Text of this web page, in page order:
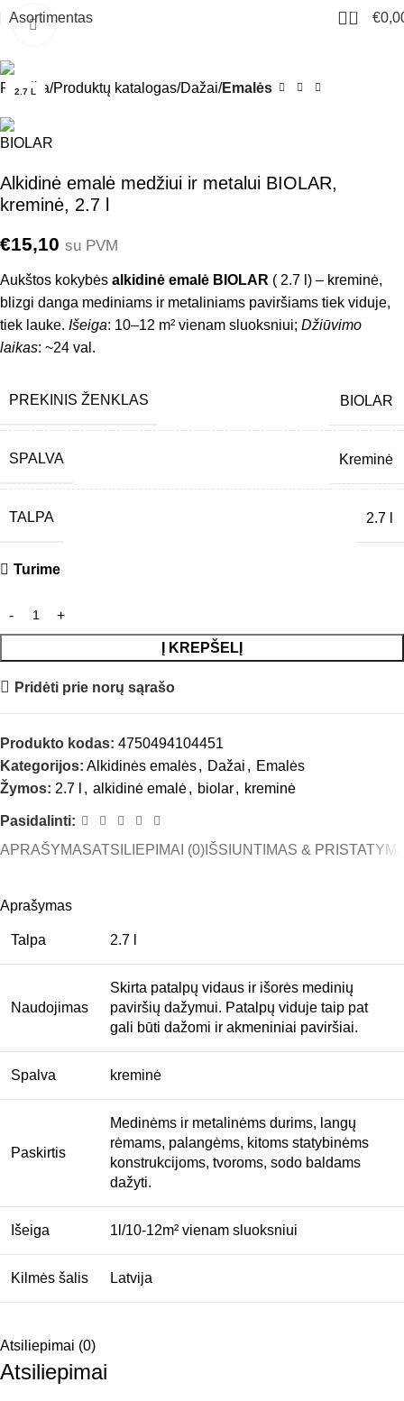
Asortimentas 0 €
2.7 L
Click to enlarge
Pradžia Produktų katalogas Dažai Emalės
Alkidinė emalė medžiui ir metalui BIOLAR,
kreminė, 2.7 l
€15,10 su PVM
Aukštos kokybės alkidinė emalė BIOLAR ( 2.7 l) – kreminė,
blizgi danga mediniams ir metaliniams paviršiams tiek viduje,
tiek lauke. Išeiga: 10–12 m² vienam sluoksniui; Džiūvimo
laikas: ~24 val.
PREKINIS ŽENKLAS BIOLAR
SPALVA Kreminė
TALPA 2.7 l
Turime
Į KREPŠELĮ
Pridėti prie norų sąrašo
Produkto kodas: 4750494104451
Kategorijos: Alkidinės emalės, Dažai , Emalės
Žymos: 2.7 l , alkidinė emalė, biolar, kreminė
Pasidalinti:
APRAŠYMASATSILIEPIMAI (0) IŠSIUNTIMAS &
Aprašymas
Talpa 2.7 l
Naudojimas
Skirta patalpų vidaus ir išorės medinių
paviršių dažymui. Patalpų viduje taip pat
gali būti dažomi ir akmeniniai paviršiai.
Spalva kreminė
Paskirtis
Medinėms ir metalinėms durims, langų
rėmams, palangėms, kitoms statybinėms
konstrukcijoms, tvoroms, sodo baldams
dažyti.
Išeiga 1l/10-12m² vienam sluoksniui
Kilmės šalis Latvija
Atsiliepimai (0)
Atsiliepimai